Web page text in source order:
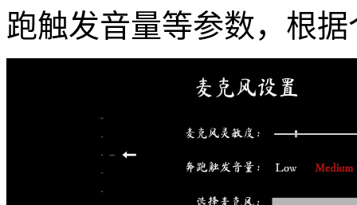
跑触发音量等参数，根